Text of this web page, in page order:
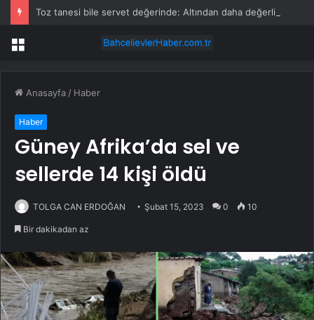
Menü
Anasayfa / Haber
Haber
Güney Afrika’da sel ve
sellerde 14 kişi öldü
TOLGA CAN ERDOĞAN Şubat 15, 2023 0 10
Bir dakikadan az